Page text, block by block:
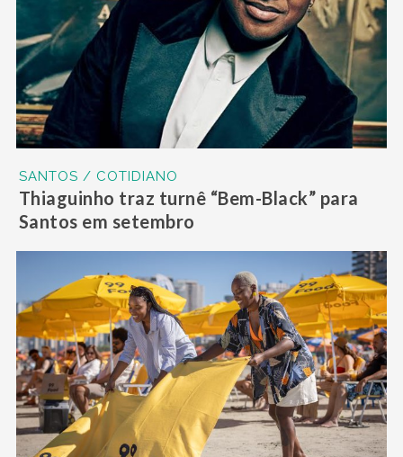
SANTOS / COTIDIANO
Thiaguinho traz turnê “Bem-Black” para
Santos em setembro